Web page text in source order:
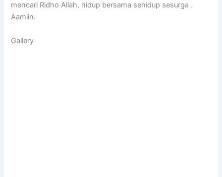
mencari Ridho Allah, hidup bersama sehidup sesurga .
Aamiin.
Gallery